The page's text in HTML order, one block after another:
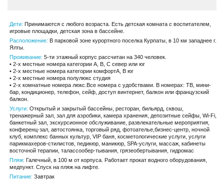
Дети: Принимаются с любого возраста. Есть детская комната с воспитателем,
игровые площадки, детская зона в бассейне.
Расположение: В парковой зоне курортного поселка Курпаты, в 10 км западнее г.
Ялты.
Проживание: 5-ти этажный корпус рассчитан на 340 человек.
• 2-х местные номера категории А, В, С север или юг
• 2-х местные номера категории комфортА, В юг
• 2-х местные номера полулюкс студия
• 2-х комнатные номера люкс.Все номера с удобствами. В номерах: ТВ, мини-
бар, кондиционер, телефон, сейф, доступ винтернет, балкон или французский
балкон.
Услуги: Открытый и закрытый бассейны, ресторан, бильярд, сквош,
тренажерный зал, зал для аэробики, камера хранения, депозитные сейфы, Wi-Fi,
банкетный зал, экскурсионное обслуживание, развлекательные мероприятия,
конференц-зал, автостоянка, торговый ряд, фотоателье,бизнес-центр, ночной
клуб, комплекс банных культур, VIP баня, косметологические услуги, услуги
парикмахеров-стилистов, педикюр, маникюр, SPA-услуги, массаж, кабинеты
восточной терапии, талассообер-тывания, грязеобертывания, гидромас
Пляж: Галечный, в 100 м от корпуса. Работает прокат водного оборудования,
медпункт. Спуск на пляж на лифте.
Питание: Завтрак